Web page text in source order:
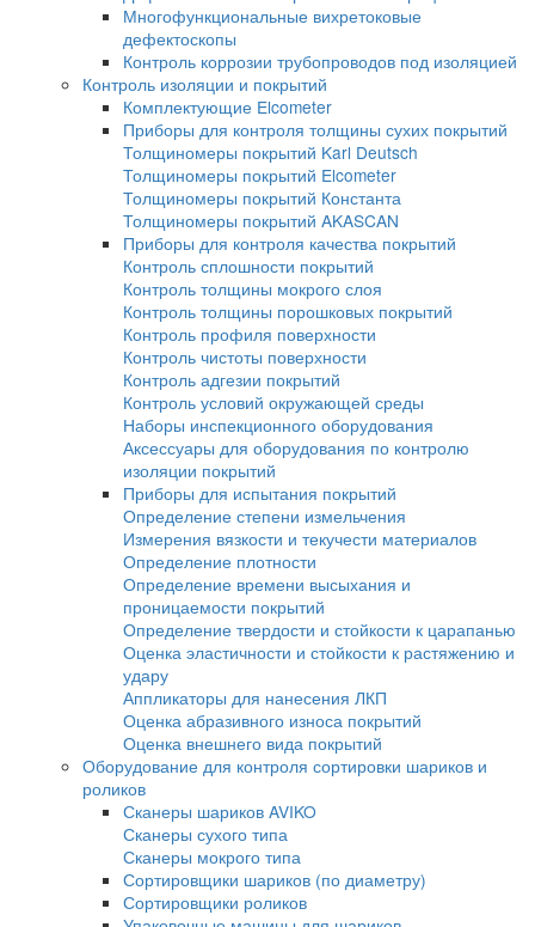
Твердомеры Машпроект
Твердомер по Бриннелю
Твердомеры по Виккерсу
Твердомеры по Роквеллу
Универсальные твердомеры
Портальные твердомеры
Дополнительное оборудование для
Оборудование для капиллярного контроля
Стенды для ручного капиллярного
Линии капиллярного контроля
Системы УФ-освещения
Системы водоподготовки и очистки воды
Принадлежности для капиллярной
Расходные материалы
Оборудование для магнитопорошкового
Магнитопорошковые дефектоскопы
Переносные магнитопорошковые
Стационарные магнитопорошковые
Электромагниты для магнитопорошковой
дефектоскопии
Размагничивающие установки
Системы УФ-освещения
Расходные материалы для
контроля
Принадлежности для МПД
Приборы для вихретокового контроля
Вихретоковые дефектоскопы
Вихретоковые дефектоскопы Craftest
Вихретоковое оборудование IBG
Зонды и катушки для вихретокового
Дефектоскопы на вихретоковых матрицах
Многофункциональные вихретоковые
дефектоскопы
Контроль коррозии трубопроводов под